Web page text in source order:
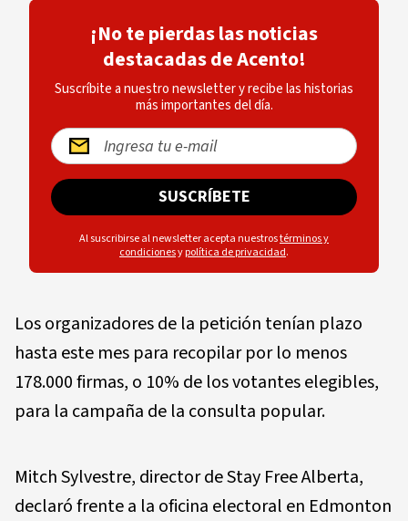
¡No te pierdas las noticias
destacadas de Acento!
Suscríbite a nuestro newsletter y recibe las historias
más importantes del día.
SUSCRÍBETE
Al suscribirse al newsletter acepta nuestrostérminos y
condicionesypolítica de privacidad.
Los organizadores de la petición tenían plazo
hasta este mes para recopilar por lo menos
178.000 firmas, o 10% de los votantes elegibles,
para la campaña de la consulta popular.
Mitch Sylvestre, director de Stay Free Alberta,
declaró frente a la oficina electoral en Edmonton